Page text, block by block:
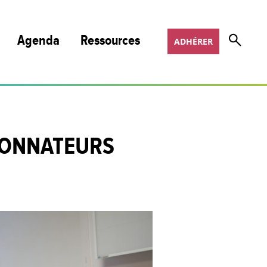
Agenda Ressources
Appels à projets
Scoop It
ADHÉRER